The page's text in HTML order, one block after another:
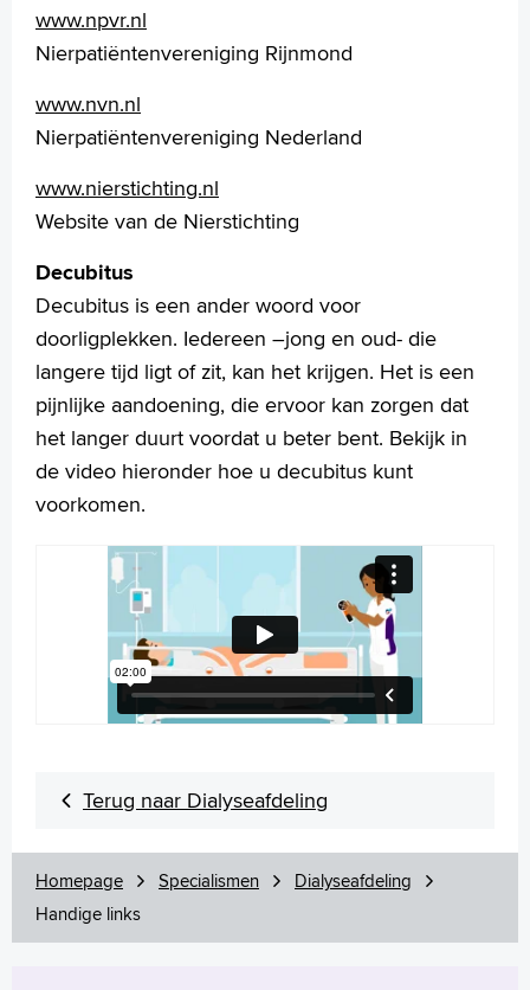
Werken en leren
Contact
Wetenschappelijk onderzoek
Tekstgrootte A+
Voorleesfunctie
Language
English
Français
Polski
Türkçe
Arabisch
www.npvr.nl
Nierpatiëntenvereniging Rijnmond
www.nvn.nl
Nierpatiëntenvereniging Nederland
www.nierstichting.nl
Website van de Nierstichting
Decubitus
Decubitus is een ander woord voor
doorligplekken. Iedereen –jong en oud- die
langere tijd ligt of zit, kan het krijgen. Het is een
pijnlijke aandoening, die ervoor kan zorgen dat
het langer duurt voordat u beter bent. Bekijk in
de video hieronder hoe u decubitus kunt
voorkomen.
Terug naar Dialyseafdeling
Homepage Specialismen
Dialyseafdeling
Handige links